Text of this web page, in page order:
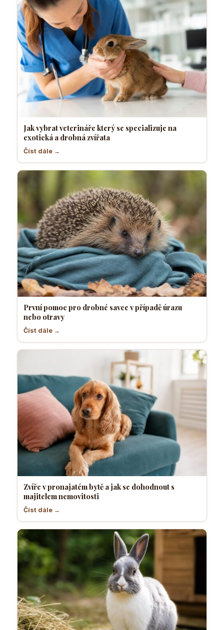
Jak vybrat veterináře který se specializuje na
exotická a drobná zvířata
Číst dále →
První pomoc pro drobné savce v případě úrazu
nebo otravy
Číst dále →
Zvíře v pronajatém bytě a jak se dohodnout s
majitelem nemovitosti
Číst dále →